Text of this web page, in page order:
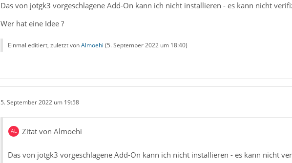
Das von jotgk3 vorgeschlagene Add-On kann ich nicht installieren - es kann nicht
Wer hat eine Idee ?
Einmal editiert, zuletzt vonAlmoehi (5. September 2022 um 18:40)
5. September 2022 um 19:58
Zitat von Almoehi
Das von jotgk3 vorgeschlagene Add-On kann ich nicht installieren - es kann nicht